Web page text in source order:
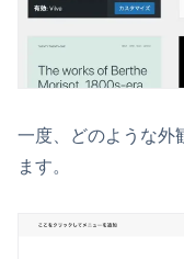
一度、どのような外
ます。